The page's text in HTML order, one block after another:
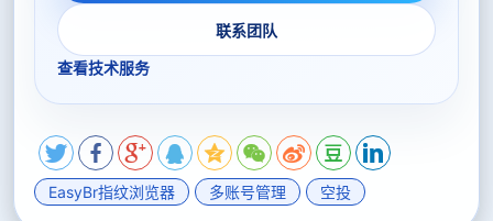
联系团队
查看技术服务
EasyBr指纹浏览器 多账号管理 空投